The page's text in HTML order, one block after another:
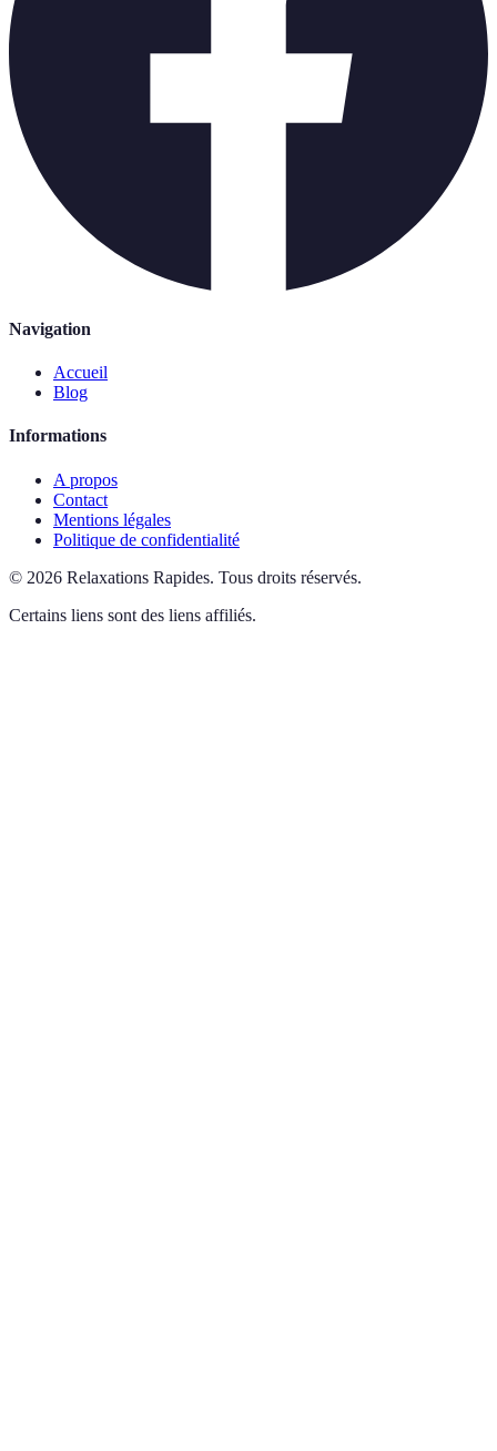
Navigation
Accueil
Blog
Informations
A propos
Contact
Mentions légales
Politique de confidentialité
© 2026 Relaxations Rapides. Tous droits réservés.
Certains liens sont des liens affiliés.